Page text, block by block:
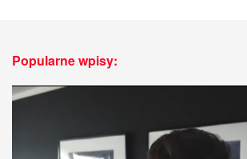
Popularne wpisy: